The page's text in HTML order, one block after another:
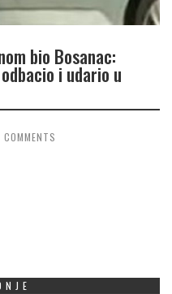
bio Bosanac:
i udario u
COMMENTS